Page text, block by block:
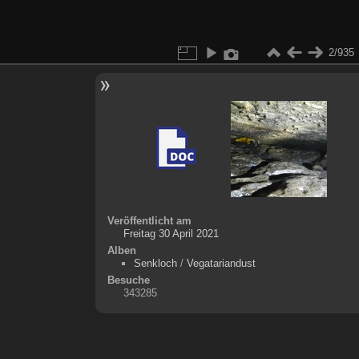
2/935
Veröffentlicht am
Freitag 30 April 2021
Alben
Senkloch/ Vegatariandust
Besuche
343285